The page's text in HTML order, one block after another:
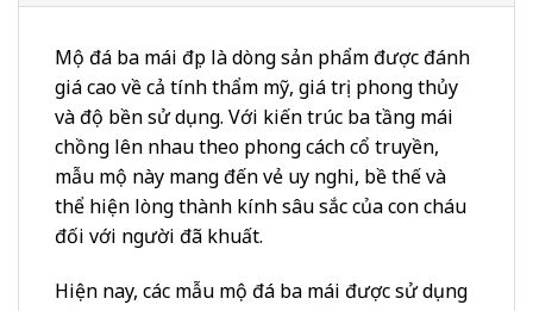
Mộ đá ba mái đẹp là dòng sản phẩm được đánh
giá cao về cả tính thẩm mỹ, giá trị phong thủy
và độ bền sử dụng. Với kiến trúc ba tầng mái
chồng lên nhau theo phong cách cổ truyền,
mẫu mộ này mang đến vẻ uy nghi, bề thế và
thể hiện lòng thành kính sâu sắc của con cháu
đối với người đã khuất.
Hiện nay, các mẫu mộ đá ba mái được sử dụng